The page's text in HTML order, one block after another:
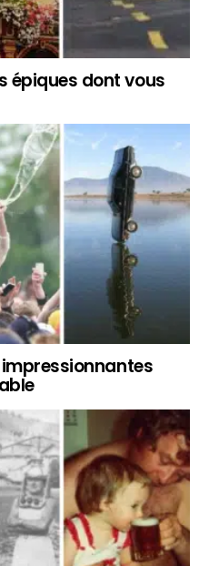
épiques dont vous
impressionnantes